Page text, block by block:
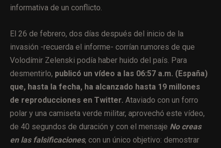
informativa de un conflicto.
El 26 de febrero, dos días después del inicio de la
invasión -recuerda el informe- corrían rumores de que
Volodímir Zelenski podía haber huido del país. Para
desmentirlo, publicó un vídeo a las 06:57 a.m. (España)
que, hasta la fecha, ha alcanzado hasta 19 millones
de reproducciones en Twitter. Ataviado con un forro
polar y una camiseta verde militar, aprovechó este vídeo,
de 40 segundos de duración y con el mensaje No creas
en las falsificaciones, con un único objetivo: demostrar